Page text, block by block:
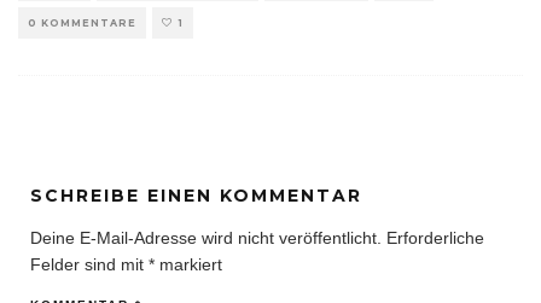
0 KOMMENTARE 1
SCHREIBE EINEN KOMMENTAR
Deine E-Mail-Adresse wird nicht veröffentlicht. Erforderliche
Felder sind mit * markiert